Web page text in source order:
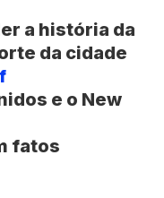
a história da
da cidade
e o New
fatos